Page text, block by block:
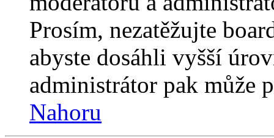
Prosím, nezatěžujte
abyste dosáhli vyšší
administrátor pak může
Nahoru